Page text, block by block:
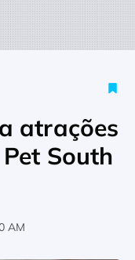
atrações para o público
atrações
South
AM